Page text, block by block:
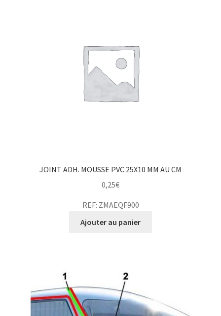
JOINT ADH. MOUSSE PVC 25X10 MM AU CM
0,25€
REF: ZMAEQF900
Ajouter au panier